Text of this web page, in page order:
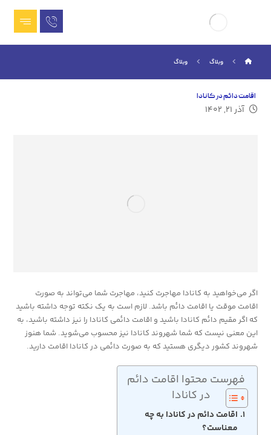
وبلاگ وبلاگ
اقامت دائم در کانادا
آذر ۲۱, ۱۴۰۲
اگر می‌خواهید به کانادا مهاجرت کنید، مهاجرت شما می‌تواند به صورت
اقامت موقت یا اقامت دائم باشد. لازم است به یک نکته توجه داشته باشید
که اگر مقیم دائم کانادا باشید و اقامت دائمی کانادا را نیز داشته باشید، به
این معنی نیست که شما شهروند کانادا نیز محسوب می‌شوید. شما هنوز
شهروند کشور دیگری هستید که به صورت دائمی در کانادا اقامت دارید.
فهرست محتوا اقامت دائم
در کانادا
اقامت دائم در کانادا به چه
معناست؟